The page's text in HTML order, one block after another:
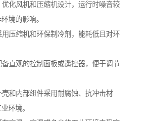
化风机和压缩机设计，运行时噪音较
境的影响。
压缩机和环保制冷剂，能耗低且对环
备直观的控制面板或遥控器，便于调节
和内部组件采用耐腐蚀、抗冲击材
环境。